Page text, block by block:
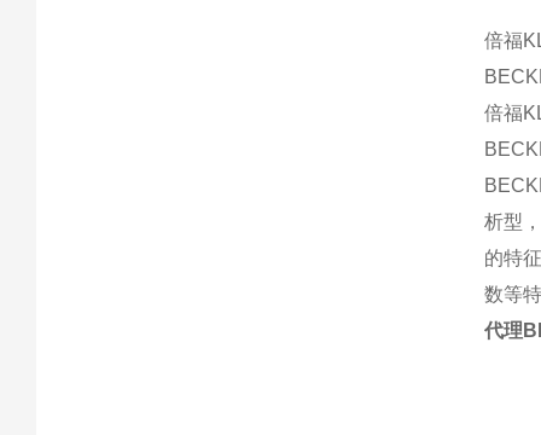
倍福
倍福
析型
的特
数等
代理